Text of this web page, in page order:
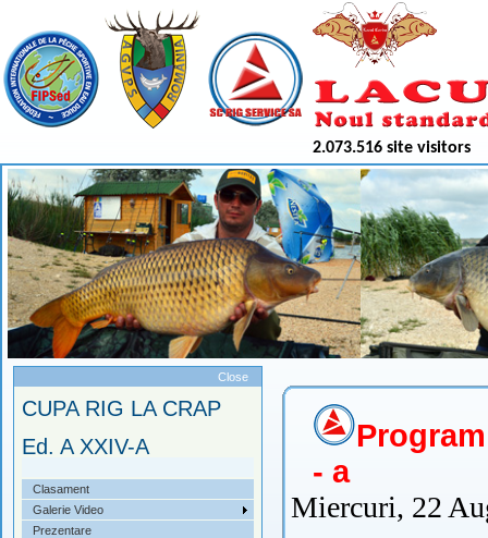
2.073.516 site visitors
Close
CUPA RIG LA CRAP
Ed. A XXIV-A
Clasament
Galerie Video
Prezentare
- a
Miercuri, 22